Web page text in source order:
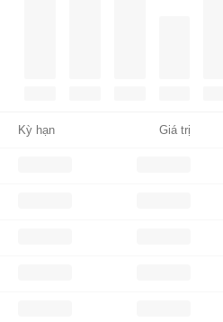
Kỳ hạn Giá trị